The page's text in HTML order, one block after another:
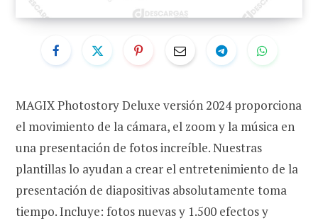
MAGIX Photostory Deluxe versión 2024 proporciona
el movimiento de la cámara, el zoom y la música en
una presentación de fotos increíble. Nuestras
plantillas lo ayudan a crear el entretenimiento de la
presentación de diapositivas absolutamente toma
tiempo. Incluye: fotos nuevas y 1.500 efectos y